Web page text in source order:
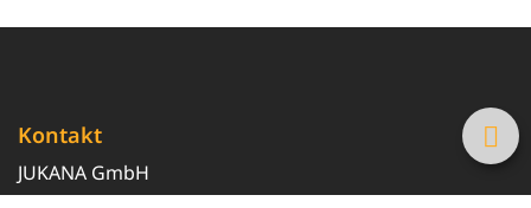
Kontakt
JUKANA GmbH